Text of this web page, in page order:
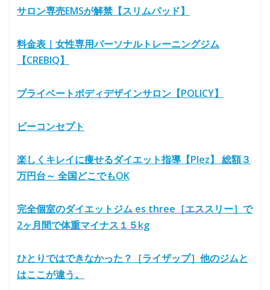
サロン専売EMSが解禁【スリムパッド】
料金表｜女性専用パーソナルトレーニングジム
【CREBIQ】
プライベートボディデザインサロン【POLICY】
ビーコンセプト
楽しくキレイに痩せるダイエット指導【Plez】 総額３
万円台～ 全国どこでもOK
完全個室のダイエットジム es three［エススリー］で
2ヶ月間で体重マイナス１５kg
ひとりではできなかった？［ライザップ］他のジムと
はここが違う。